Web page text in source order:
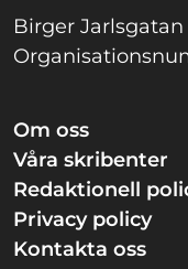
Birger Jarlsgatan
Om oss
Våra skribenter
Redaktionell
Privacy policy
Kontakta oss